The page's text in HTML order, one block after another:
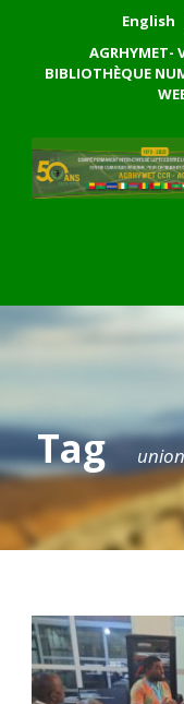
English
AGRHYMET-
BIBLIOTHÈQUE
Tag